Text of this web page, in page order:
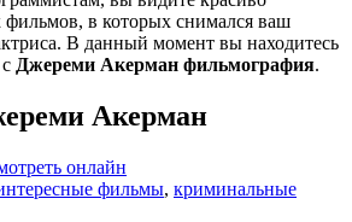
в которых снимался ваш
В данный момент вы находитесь
Джереми Акерман фильмография.
Акерман
онлайн
фильмы, криминальные